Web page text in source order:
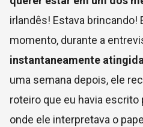
irlandês! Estava brincando!
momento, durante a
instantaneamente
uma semana depois, ele
roteiro que eu havia escrito
onde ele interpretava o